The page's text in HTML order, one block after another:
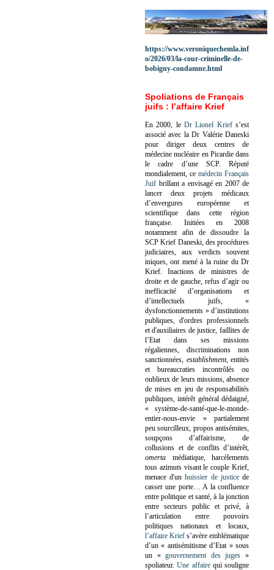
https://www.veroniquechemla.inf
o/2026/03/la-cour-criminelle-de-
bobigny-condamne.html
Spoliations de Français
juifs : l’affaire Krief
En 2000, le Dr Lionel Kriefs’est
associé avec la Dr Valérie Daneski
pour diriger deux centres de
médecine nucléaire en Picardie dans
le cadre d’une SCP. Réputé
mondialement, ce médecin Français
Juif brillant a envisagé en 2007 de
lancer deux projets médicaux
d’envergures européenne et
scientifique dans cette région
française. Initiées en 2008
notamment afin de dissoudre la
SCP Krief Daneski, des procédures
judiciaires, aux verdicts souvent
iniques, ont mené à la ruine du Dr
Krief. Inactions de ministres de
droite et de gauche, refus d’agir ou
inefficacité d’organisations et
d’intellectuels juifs, «
dysfonctionnements » d’institutions
publiques, d'ordres professionnels
et d'auxiliaires de justice, faillites de
l’Etat dans ses missions
régaliennes, discriminations non
sanctionnées, establishment, entités
et bureaucraties incontrôlés ou
oublieux de leurs missions, absence
de mises en jeu de responsabilités
publiques, intérêt général dédaigné,
« système-de-santé-que-le-monde-
entier-nous-envie » partialement
peu sourcilleux, propos antisémites,
soupçons d’affairisme, de
collusions et de conflits d’intérêt,
omerta médiatique, harcèlements
tous azimuts visant le couple Krief,
menace d'unhuissier de justicede
casser une porte… A la confluence
entre politique et santé, à la jonction
entre secteurs public et privé, à
l’articulation entre pouvoirs
politiques nationaux et locaux,
l’affaire Krief s’avère emblématique
d’un « antisémitisme d’Etat » sous
un «gouvernement des juges »
spoliateur.Une affairequi souligne